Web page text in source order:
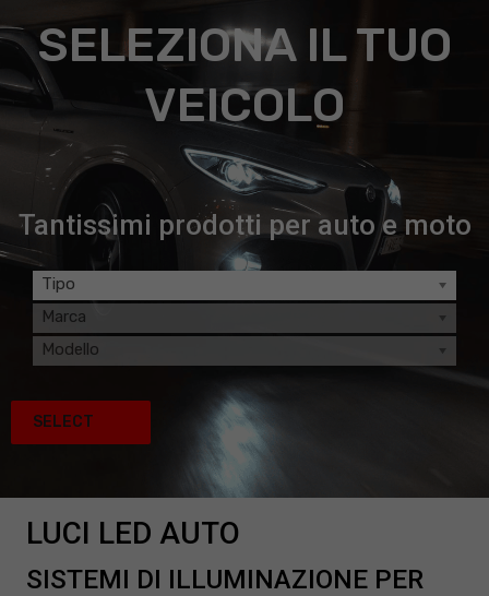
SELEZIONA IL TUO
VEICOLO
Tantissimi prodotti per auto e moto
Tipo
Marca
Modello
SELECT
LUCI LED AUTO
SISTEMI DI ILLUMINAZIONE PER